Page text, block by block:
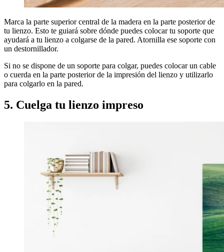
Marca la parte superior central de la madera en la parte posterior de
tu lienzo. Esto te guiará sobre dónde puedes colocar tu soporte que
ayudará a tu lienzo a colgarse de la pared. Atornilla ese soporte con
un destornillador.
Si no se dispone de un soporte para colgar, puedes colocar un cable
o cuerda en la parte posterior de la impresión del lienzo y utilizarlo
para colgarlo en la pared.
5. Cuelga tu lienzo impreso